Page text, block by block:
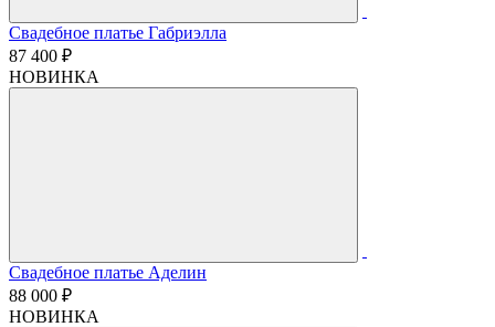
Свадебное платье Габриэлла
87 400 ₽
НОВИНКА
Свадебное платье Аделин
88 000 ₽
НОВИНКА